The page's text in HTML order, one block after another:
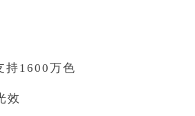
持1600万色
效